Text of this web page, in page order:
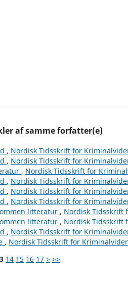
af samme forfatter(e)
, Nordisk Tidsskrift for
, Nordisk Tidsskrift for
, Nordisk Tidsskrift for
, Nordisk Tidsskrift for
, Nordisk Tidsskrift for
, Nordisk Tidsskrift for
litteratur , Nordisk Tidsskrift
litteratur , Nordisk Tidsskrift
, Nordisk Tidsskrift for
, Nordisk Tidsskrift for
14 15 16 17 > >>